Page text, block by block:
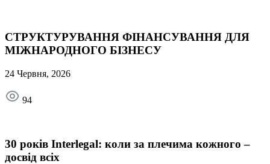
СТРУКТУРУВАННЯ ФІНАНСУВАННЯ ДЛЯ
МІЖНАРОДНОГО БІЗНЕСУ
24 Червня, 2026
94
30 років Interlegal: коли за плечима кожного –
досвід всіх